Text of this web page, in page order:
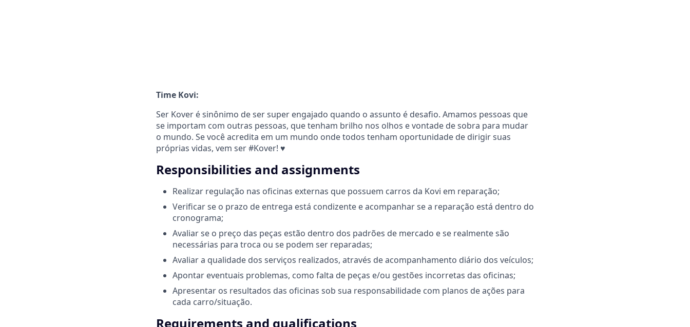
Time Kovi:
Ser Kover é sinônimo de ser super engajado quando o assunto é desafio. Amamos pessoas que
se importam com outras pessoas, que tenham brilho nos olhos e vontade de sobra para mudar
o mundo. Se você acredita em um mundo onde todos tenham oportunidade de dirigir suas
próprias vidas, vem ser #Kover! ♥
Responsibilities and assignments
Realizar regulação nas oficinas externas que possuem carros da Kovi em reparação;
Verificar se o prazo de entrega está condizente e acompanhar se a reparação está dentro do
cronograma;
Avaliar se o preço das peças estão dentro dos padrões de mercado e se realmente são
necessárias para troca ou se podem ser reparadas;
Avaliar a qualidade dos serviços realizados, através de acompanhamento diário dos veículos;
Apontar eventuais problemas, como falta de peças e/ou gestões incorretas das oficinas;
Apresentar os resultados das oficinas sob sua responsabilidade com planos de ações para
cada carro/situação.
Requirements and qualifications